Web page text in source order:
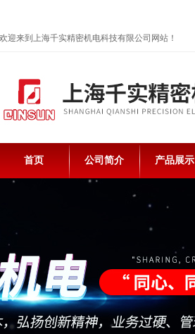
欢迎来到上海千实精密机电科技有限公司网站！
首页 公司简介 产品展示